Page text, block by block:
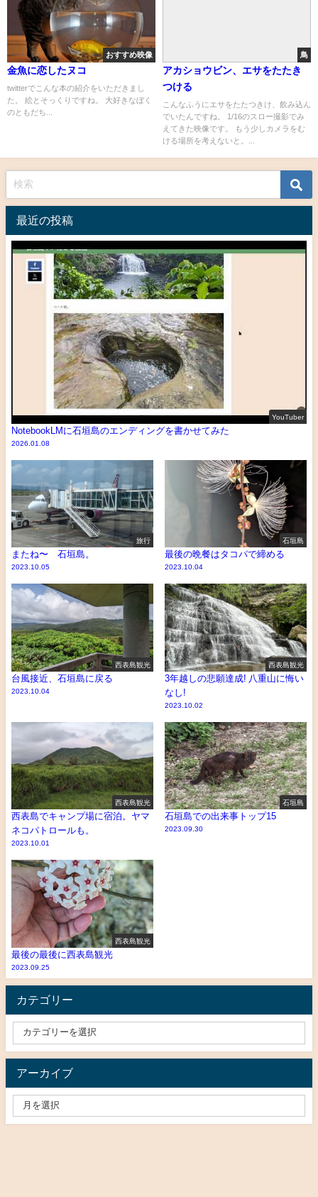
おすすめ映像
金魚に恋したヌコ
twitterでこんな本の紹介をいただきまし
た。 絵とそっくりですね。 大好きなぼく
のともだち...
鳥
アカショウビン、エサをたたき
つける
こんなふうにエサをたたつきけ、飲み込ん
でいたんですね。 1/16のスロー撮影でみ
えてきた映像です。 もう少しカメラをむ
ける場所を考えないと。...
最近の投稿
YouTuber
NotebookLMに石垣島のエンディングを書かせてみた
2026.01.08
旅行
またね〜 石垣島。
2023.10.05
石垣島
最後の晩餐はタコパで締める
2023.10.04
西表島観光
台風接近、石垣島に戻る
2023.10.04
西表島観光
3年越しの悲願達成! 八重山に悔い
なし!
2023.10.02
西表島観光
西表島でキャンプ場に宿泊。ヤマ
ネコパトロールも。
2023.10.01
石垣島
石垣島での出来事トップ15
2023.09.30
西表島観光
最後の最後に西表島観光
2023.09.25
カテゴリー
アーカイブ